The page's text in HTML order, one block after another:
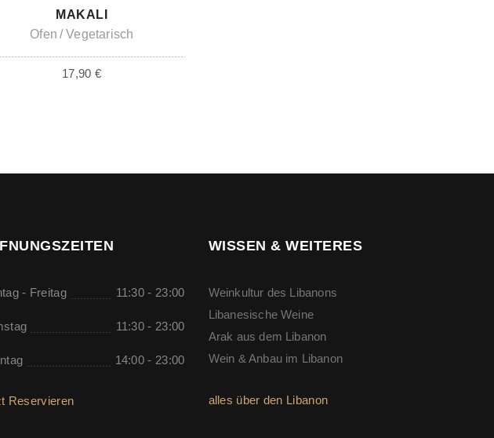
IN DEN WARENKORB
MAKALI
Ofen
Vegetarisch
17,90 €
- Freitag 11:30 - 23:00
11:30 - 23:00
14:00 - 23:00
Reservieren
WISSEN & WEITERES
Weinkultur des Libanons
Libanesische Weine
Arak aus dem Libanon
Wein & Anbau im Libanon
alles über den Libanon